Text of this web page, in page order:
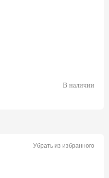
В наличии
Убрать из избранного